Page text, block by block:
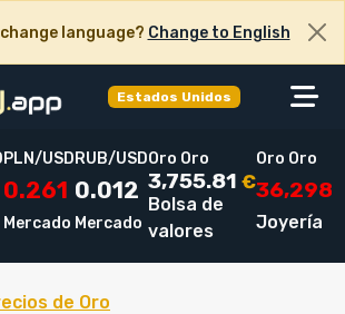
language? Change to English
Estados Unidos
PLN/USD
0.261
Mercado
RUB/USD
0.012
Mercado
Oro Oro
3,755.81 €
Bolsa de
valores
Oro Oro
36,298
Joyería
de Oro